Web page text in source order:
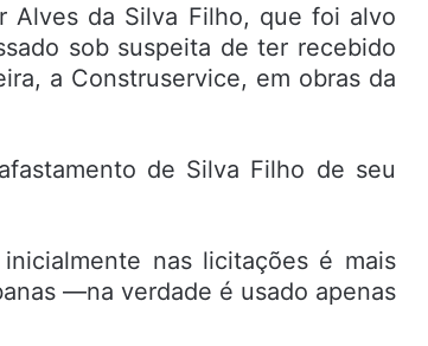
Alves da Silva Filho, que foi alvo
sob suspeita de ter recebido
a Construservice, em obras da
de Silva Filho de seu
nas licitações é mais
—na verdade é usado apenas